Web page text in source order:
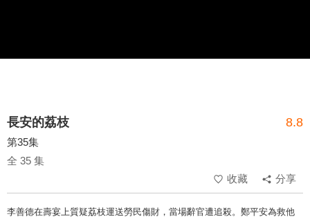
長安的荔枝 8.8
第35集
全 35 集
收藏
分享
李善德在壽宴上質疑荔枝運送勞民傷財，當場辭官遭追殺。鄭平安為救他